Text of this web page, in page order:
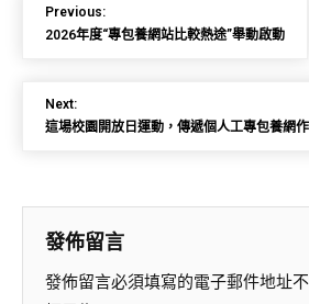
Previous:
2026年度“專包養網站比較熱途”舉動啟動
Next:
這場校園開放日運動，傳遞個人工專包養網
發佈留言
發佈留言必須填寫的電子郵件地址